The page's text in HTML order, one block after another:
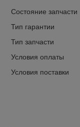
Состояние запчасти
Тип гарантии
Тип запчасти
Условия оплаты
Условия поставки